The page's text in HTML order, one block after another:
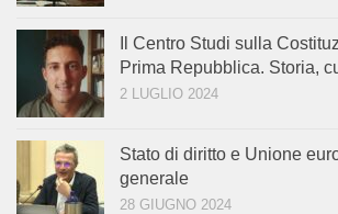
Il Centro Studi sulla
Prima Repubblica. Storia,
2 LUGLIO 2024
Stato di diritto e Unione
generale
28 GIUGNO 2024